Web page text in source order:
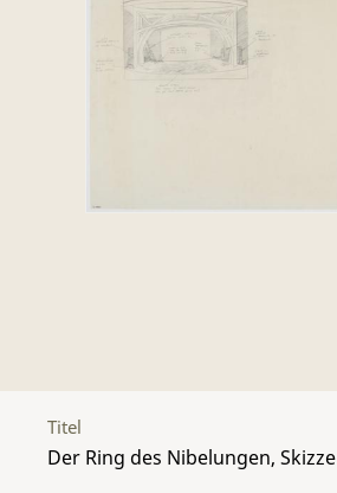
Titel
Der Ring des Nibelungen, Skizze